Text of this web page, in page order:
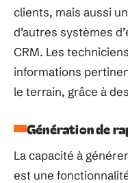
clients, mais aussi
d’autres systèmes
CRM. Les
informations
le terrain, grâce à
Génération de
La capacité à
est une